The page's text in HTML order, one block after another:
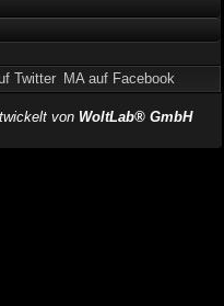
Twitter MA auf Facebook
von WoltLab® GmbH